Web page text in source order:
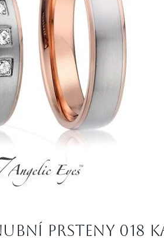
prsteny 018